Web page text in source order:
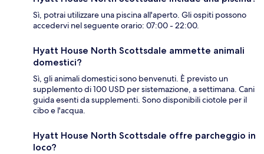
Sì, potrai utilizzare una piscina all'aperto. Gli ospiti possono
accedervi nel seguente orario: 07:00 - 22:00.
Hyatt House North Scottsdale ammette animali
domestici?
Sì, gli animali domestici sono benvenuti. È previsto un
supplemento di 100 USD per sistemazione, a settimana. Cani
guida esenti da supplementi. Sono disponibili ciotole per il
cibo e l'acqua.
Hyatt House North Scottsdale offre parcheggio in
loco?